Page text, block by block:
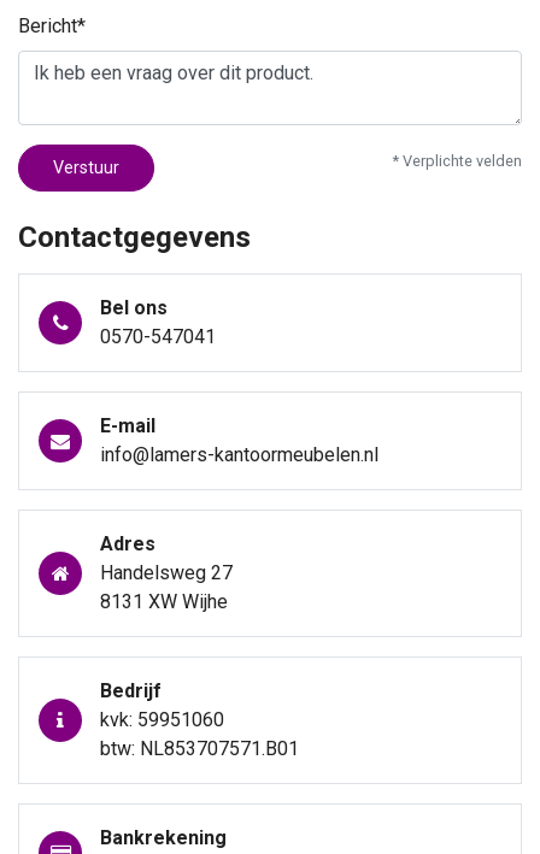
Bericht*
Verstuur * Verplichte velden
Contactgegevens
Bel ons
0570-547041
E-mail
info@lamers-kantoormeubelen.nl
Adres
Handelsweg 27
8131 XW Wijhe
Bedrijf
kvk: 59951060
btw: NL853707571.B01
Bankrekening